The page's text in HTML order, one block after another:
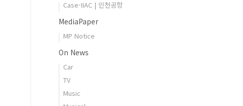
Case-IIAC | 인천공항
MediaPaper
MP Notice
On News
Car
TV
Music